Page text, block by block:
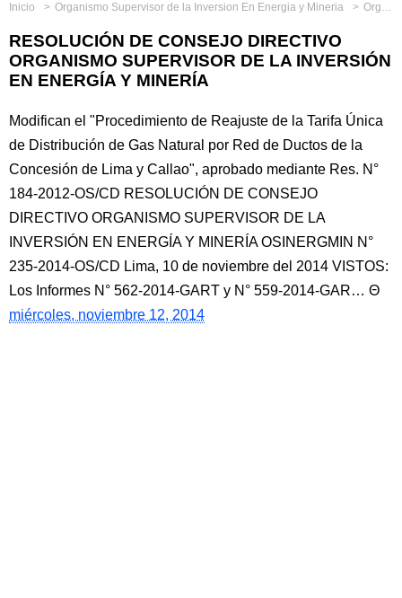
Inicio Organismo Supervisor de la Inversion En Energia y Mineria Organismos Reguladores
RESOLUCIÓN DE CONSEJO DIRECTIVO
ORGANISMO SUPERVISOR DE LA INVERSIÓN
EN ENERGÍA Y MINERÍA
Modifican el "Procedimiento de Reajuste de la Tarifa Única
de Distribución de Gas Natural por Red de Ductos de la
Concesión de Lima y Callao", aprobado mediante Res. N°
184-2012-OS/CD RESOLUCIÓN DE CONSEJO
DIRECTIVO ORGANISMO SUPERVISOR DE LA
INVERSIÓN EN ENERGÍA Y MINERÍA OSINERGMIN N°
235-2014-OS/CD Lima, 10 de noviembre del 2014 VISTOS:
Los Informes N° 562-2014-GART y N° 559-2014-GAR…
miércoles, noviembre 12, 2014